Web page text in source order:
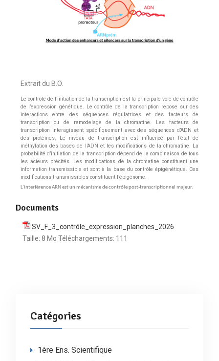
Extrait du B.O.
Le contrôle de l’initiation de la transcription est la principale voie de contrôle
de l’expression génétique. Le contrôle de la transcription repose sur des
interactions entre des séquences régulatrices et des facteurs de
transcription ou de remodelage de la chromatine. Les facteurs de
transcription interagissent spécifiquement avec des séquences d’ADN et
des protéines. Le niveau de transcription est influencé par l’état de
méthylation des bases de l’ADN et les modifications de la chromatine. La
probabilité d’initiation de la transcription dépend de la combinaison de tous
les acteurs précités. Les modifications de la chromatine constituent une
information transmissible et sont à la base du contrôle épigénétique. Ces
modifications transmissibles constituent l’épigénome.
L’interférence ARN est un mécanisme de contrôle post-transcriptionnel majeur.
Documents
SV_F_3_contrôle_expression_planches_2026
Taille: 8 Mo Téléchargements: 111
Catégories
1ère Ens. Scientifique